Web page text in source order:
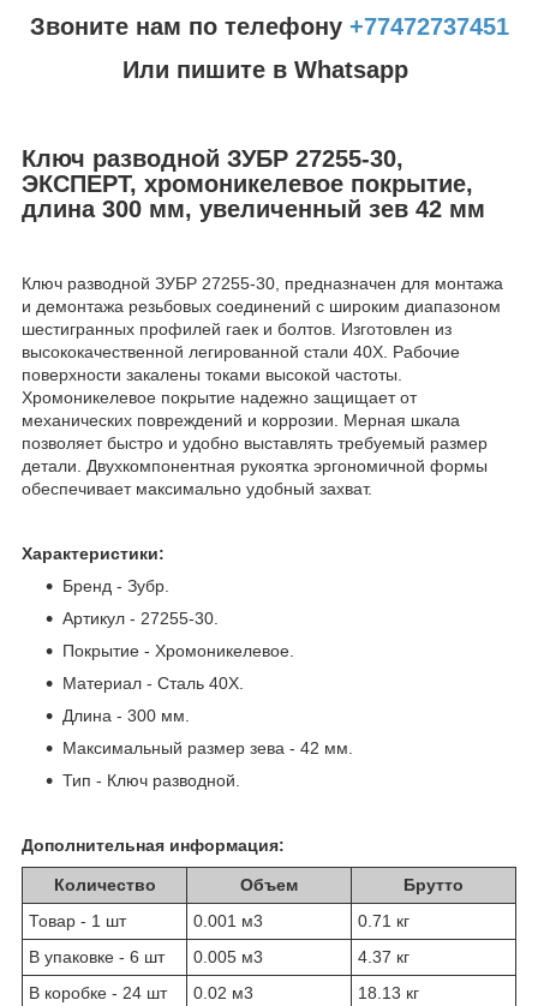
Звоните нам по телефону +77472737451
Или пишите в Whatsapp
Ключ разводной ЗУБР 27255-30,
ЭКСПЕРТ, хромоникелевое покрытие,
длина 300 мм, увеличенный зев 42 мм
Ключ разводной ЗУБР 27255-30, предназначен для монтажа
и демонтажа резьбовых соединений с широким диапазоном
шестигранных профилей гаек и болтов. Изготовлен из
высококачественной легированной стали 40Х. Рабочие
поверхности закалены токами высокой частоты.
Хромоникелевое покрытие надежно защищает от
механических повреждений и коррозии. Мерная шкала
позволяет быстро и удобно выставлять требуемый размер
детали. Двухкомпонентная рукоятка эргономичной формы
обеспечивает максимально удобный захват.
Характеристики:
Бренд - Зубр.
Артикул - 27255-30.
Покрытие - Хромоникелевое.
Материал - Сталь 40X.
Длина - 300 мм.
Максимальный размер зева - 42 мм.
Тип - Ключ разводной.
Дополнительная информация:
Количество Объем
Брутто
Товар - 1 шт
0.001 м3
0.71 кг
В упаковке - 6 шт
0.005 м3
4.37 кг
В коробке - 24 шт
0.02 м3 18.13 кг